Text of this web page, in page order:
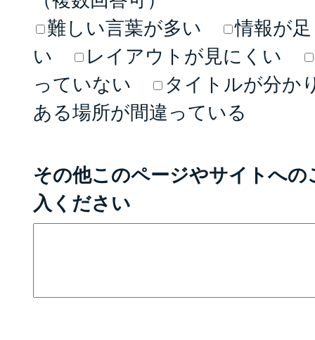
難しい言葉が多い
情報が
い
レイアウトが見にくい
っていない
タイトルが分か
ある場所が間違っている
その他このページやサイトへ
入ください